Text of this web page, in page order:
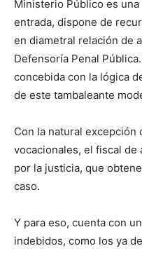
Ministerio Público es
entrada, dispone de
en diametral relación de
Defensoría Penal
concebida con la lógica
de este tambaleante
Con la natural
vocacionales, el fiscal de
por la justicia, que
caso.
Y para eso, cuenta con
indebidos, como los ya